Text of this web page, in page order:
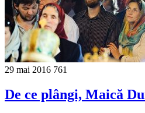
29 mai 2016 761
De ce plângi, Maică